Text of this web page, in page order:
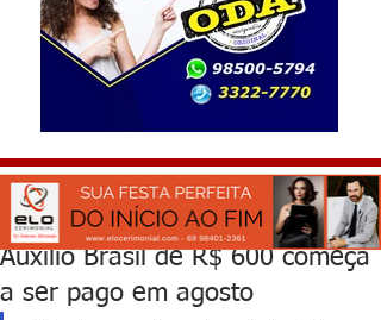
Auxílio Brasil de R$ 600 começa
a ser pago em agosto